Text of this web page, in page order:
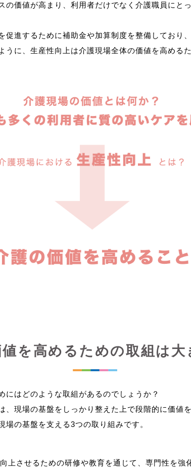
の価値が高まり、利用者だけでなく介護職員にと
促進するために補助金や加算制度を整備しており
うに、生産性向上は介護現場全体の価値を高める
を高めるための取組は大
にはどのような取組があるのでしょうか？
、現場の基盤をしっかり整えた上で段階的に価値
上させるための研修や教育を通じて、専門性を強